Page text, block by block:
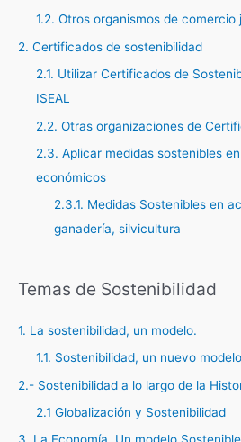
:
1.2. Otros organismos de comercio
2. Certificados de sostenibilidad
2.1. Utilizar Certificados de
ISEAL
2.2. Otras organizaciones de
2.3. Aplicar medidas sostenibles
económicos
2.3.1. Medidas Sostenibles en
ganadería, silvicultura
Temas de Sostenibilidad
1. La sostenibilidad, un modelo.
1.1. Sostenibilidad, un nuevo
2.- Sostenibilidad a lo largo de la
2.1 Globalización y Sostenibilidad